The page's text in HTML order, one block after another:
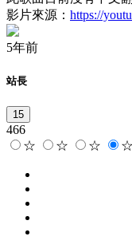
影片來源： https://
5年前
站長
15
466
☆
☆ ☆ ☆